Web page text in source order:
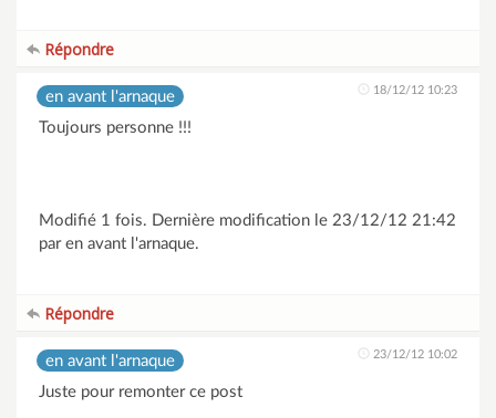
Répondre
en avant l'arnaque 18/12/12 10:23
Toujours personne !!!
Modifié 1 fois. Dernière modification le 23/12/12 21:42
par en avant l'arnaque.
Répondre
en avant l'arnaque 23/12/12 10:02
Juste pour remonter ce post